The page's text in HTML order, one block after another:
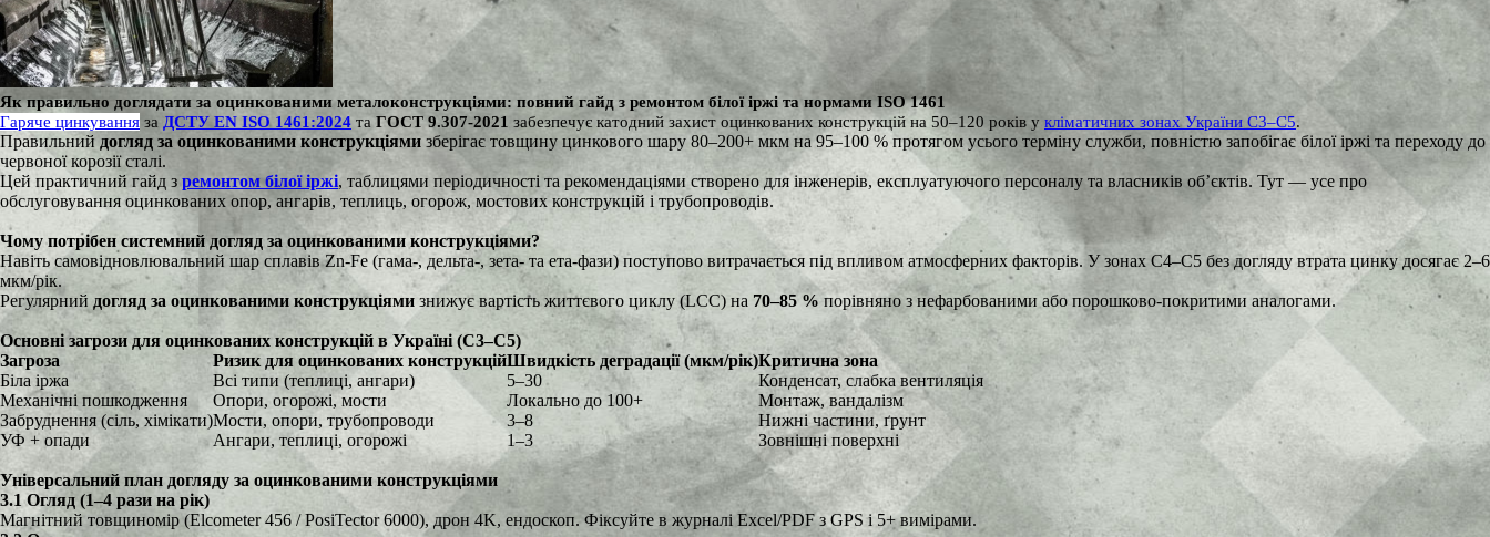
Як правильно доглядати за оцинкованими металоконструкціями: повний гайд з ремонтом білої іржі та нормами ISO 1461
Гаряче цинкування за ДСТУ EN ISO 1461:2024 таГОСТ 9.307-2021 забезпечує катодний захист оцинкованих конструкцій на 50–120 років у кліматичних зонах України C3–C5.
Правильний догляд за оцинкованими конструкціями зберігає товщину цинкового шару 80–200+ мкм на 95–100 % протягом усього терміну служби, повністю запобігає білої іржі та переходу до
червоної корозії сталі.
Цей практичний гайд з ремонтом білої іржі, таблицями періодичності та рекомендаціями створено для інженерів, експлуатуючого персоналу та власників об’єктів. Тут — усе про
обслуговування оцинкованих опор, ангарів, теплиць, огорож, мостових конструкцій і трубопроводів.
Чому потрібен системний догляд за оцинкованими конструкціями?
Навіть самовідновлювальний шар сплавів Zn-Fe (гама-, дельта-, зета- та ета-фази) поступово витрачається під впливом атмосферних факторів. У зонах C4–C5 без догляду втрата цинку досягає 2–6
мкм/рік.
Регулярний догляд за оцинкованими конструкціями знижує вартість життєвого циклу (LCC) на 70–85 % порівняно з нефарбованими або порошково-покритими аналогами.
Основні загрози для оцинкованих конструкцій в Україні (C3–C5)
Загроза
Ризик для оцинкованих конструкційШвидкість деградації (мкм/рік)Критична зона
Біла іржа
Всі типи (теплиці, ангари) 5–30
Конденсат, слабка вентиляція
Механічні пошкодження
Опори, огорожі, мости Локально до 100+
Монтаж, вандалізм
Забруднення (сіль, хімікати)Мости, опори, трубопроводи 3–8
Нижні частини, ґрунт
УФ + опади
Ангари, теплиці, огорожі 1–3 Зовнішні поверхні
Універсальний план догляду за оцинкованими конструкціями
3.1 Огляд (1–4 рази на рік)
Магнітний товщиномір (Elcometer 456 / PosiTector 6000), дрон 4K, ендоскоп. Фіксуйте в журналі Excel/PDF з GPS і 5+ вимірами.